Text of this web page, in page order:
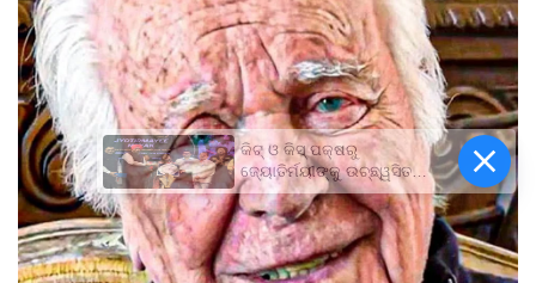
କିଟ୍‍ ଓ କିସ୍‍ ପକ୍ଷରୁ
ଜ୍ୟୋତିର୍ମୟୀଙ୍କୁ ଉଚ୍ଛ୍ୱସିତ
ସମ୍ବର୍ଦ୍ଧନା; ୫ଲକ୍ଷ ଟଙ୍କାର
ପ୍ରୋତ୍ସାହନ ରାଶି ପ୍ରଦାନ